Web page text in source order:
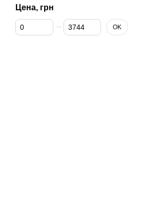
Цена, грн
От Цена, грн
До Цена, грн OK